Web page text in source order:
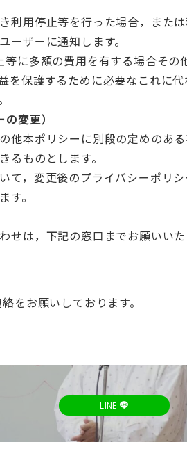
利用停止等を行った場合，また
ーザーに通知します。
に多額の費用を有する場合そ
を保護するために必要なこれに
変更）
他本ポリシーに別段の定めのあ
るものとします。
て，変更後のプライバシーポリ
す。
せは，下記の窓口までお願いいた
をお願いしております。
LINE